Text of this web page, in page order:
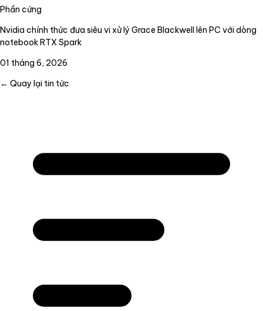
Phần cứng
Nvidia chính thức đưa siêu vi xử lý Grace Blackwell lên PC với dòng
notebook RTX Spark
01 tháng 6, 2026
← Quay lại tin tức